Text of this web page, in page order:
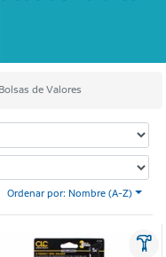
de Valores
Ordenar por: Nombre (A-Z)